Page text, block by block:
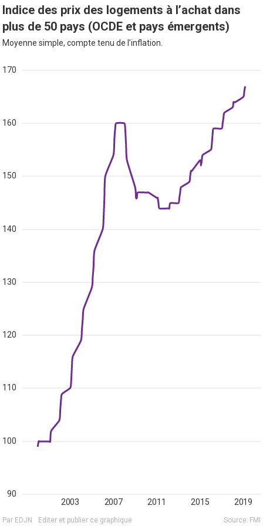
Indice des prix des logements à l’achat dans
plus de 50 pays (OCDE et pays émergents)
Moyenne simple, compte tenu de l’inflation.
2019
2015
2011
2007
2003
90
100
110
120
130
140
150
160
170
Source: FMI
Editer et publier ce graphique
Par EDJN